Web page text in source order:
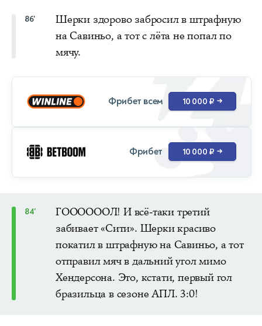
86'
Шерки здорово забросил в штрафную
на Савиньо, а тот с лёта не попал по
мячу.
Фрибет всем 10 000 ₽ →
Фрибет 10 000 ₽ →
84'
ГООООООЛ! И всё-таки третий
забивает «Сити». Шерки красиво
покатил в штрафную на Савиньо, а тот
отправил мяч в дальний угол мимо
Хендерсона. Это, кстати, первый гол
бразильца в сезоне АПЛ. 3:0!